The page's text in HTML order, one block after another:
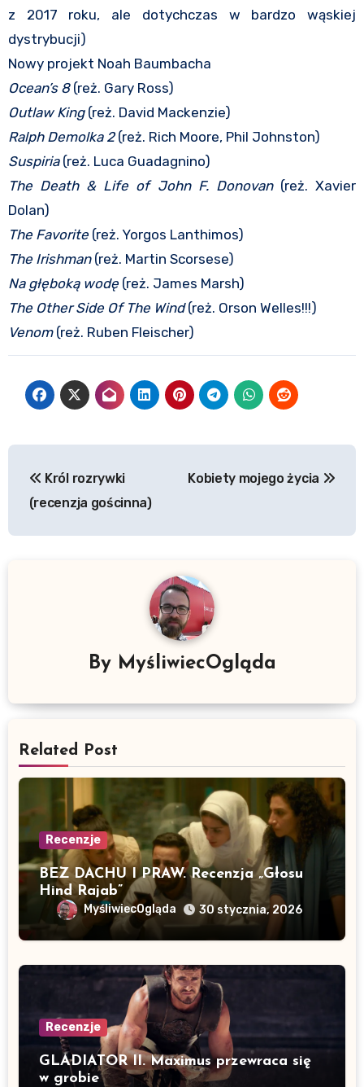
z 2017 roku, ale dotychczas w bardzo wąskiej
dystrybucji)
Nowy projekt Noah Baumbacha
Ocean’s 8 (reż. Gary Ross)
Outlaw King (reż. David Mackenzie)
Ralph Demolka 2(reż. Rich Moore, Phil Johnston)
Suspiria (reż. Luca Guadagnino)
The Death & Life of John F. Donovan (reż. Xavier
Dolan)
The Favorite (reż. Yorgos Lanthimos)
The Irishman (reż. Martin Scorsese)
Na głęboką wodę (reż. James Marsh)
The Other Side Of The Wind(reż. Orson Welles!!!)
Venom (reż. Ruben Fleischer)
wpisu
Król rozrywki
(recenzja gościnna)
Kobiety mojego życia
By MyśliwiecOgląda
Related Post
Recenzje
BEZ DACHU I PRAW. Recenzja „Głosu
Hind Rajab”
MyśliwiecOgląda 30 stycznia, 2026
Recenzje
GLADIATOR II. Maximus przewraca się
w grobie